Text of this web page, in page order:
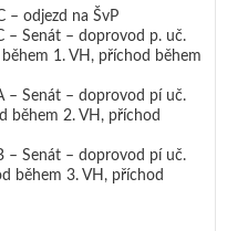
– odjezd na ŠvP
– Senát – doprovod p. uč.
1. VH, příchod během
– Senát – doprovod pí uč.
během 2. VH, příchod
– Senát – doprovod pí uč.
během 3. VH, příchod